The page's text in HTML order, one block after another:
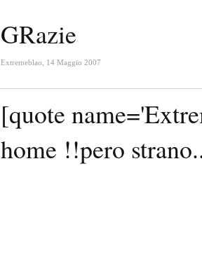
GRazie
Extremeblao 14 Maggio 2007
[quote
home !!pero